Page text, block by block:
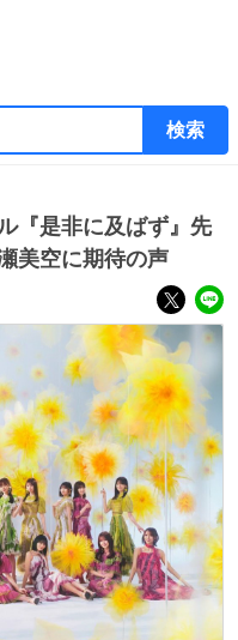
検索
『是非に及ばず』先
美空に期待の声